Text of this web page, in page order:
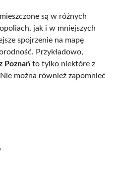
są w różnych
jak i w mniejszych
spojrzenie na mapę
Przykładowo,
Poznań to tylko niektóre z
można również zapomnieć